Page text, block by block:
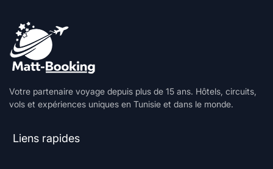
Votre partenaire voyage depuis plus de 15 ans. Hôtels, circuits,
vols et expériences uniques en Tunisie et dans le monde.
Liens rapides